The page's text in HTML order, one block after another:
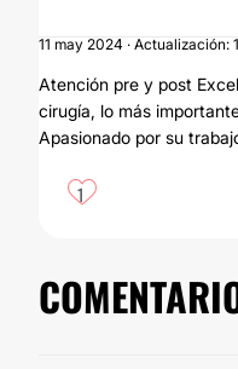
11 may 2024 · Actualización:
Atención pre y post
cirugía, lo más
Apasionado por su
1